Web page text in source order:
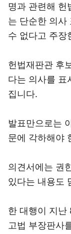
명과 관련해 헌
는 단순한 의사
수 없다고 주장
헌법재판관 후
다는 의사를 표
집니다.
발표만으로는
문에 각하해야
의견서에는 권
있다는 내용도
한 대행이 지난
고법 부장판사